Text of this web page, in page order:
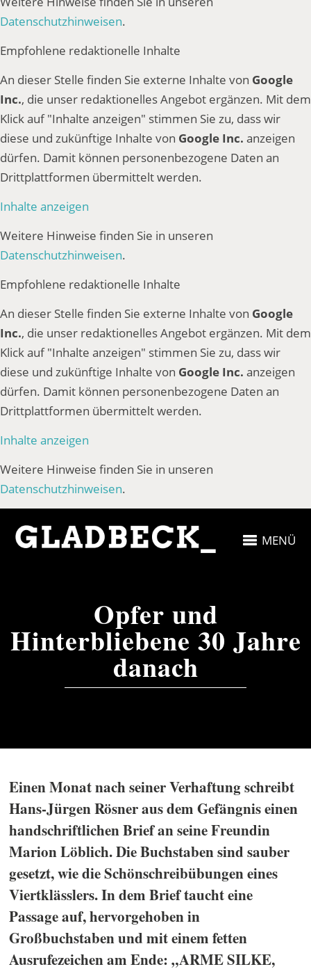
Datenschutzhinweisen.
Empfohlene redaktionelle Inhalte
An dieser Stelle finden Sie externe Inhalte von Google
Inc., die unser redaktionelles Angebot ergänzen. Mit dem
Klick auf "Inhalte anzeigen" stimmen Sie zu, dass wir
diese und zukünftige Inhalte von Google Inc. anzeigen
dürfen. Damit können personenbezogene Daten an
Drittplattformen übermittelt werden.
Inhalte anzeigen
Weitere Hinweise finden Sie in unseren
Datenschutzhinweisen.
Empfohlene redaktionelle Inhalte
An dieser Stelle finden Sie externe Inhalte von Google
Inc., die unser redaktionelles Angebot ergänzen. Mit dem
Klick auf "Inhalte anzeigen" stimmen Sie zu, dass wir
diese und zukünftige Inhalte von Google Inc. anzeigen
dürfen. Damit können personenbezogene Daten an
Drittplattformen übermittelt werden.
Inhalte anzeigen
Weitere Hinweise finden Sie in unseren
Datenschutzhinweisen.
MENÜ
Opfer und
Hinterbliebene 30 Jahre
danach
Einen Monat nach seiner Verhaftung schreibt
Hans-Jürgen Rösner aus dem Gefängnis einen
handschriftlichen Brief an seine Freundin
Marion Löblich. Die Buchstaben sind sauber
gesetzt, wie die Schönschreibübungen eines
Viertklässlers. In dem Brief taucht eine
Passage auf, hervorgehoben in
Großbuchstaben und mit einem fetten
Ausrufezeichen am Ende: „ARME SILKE,